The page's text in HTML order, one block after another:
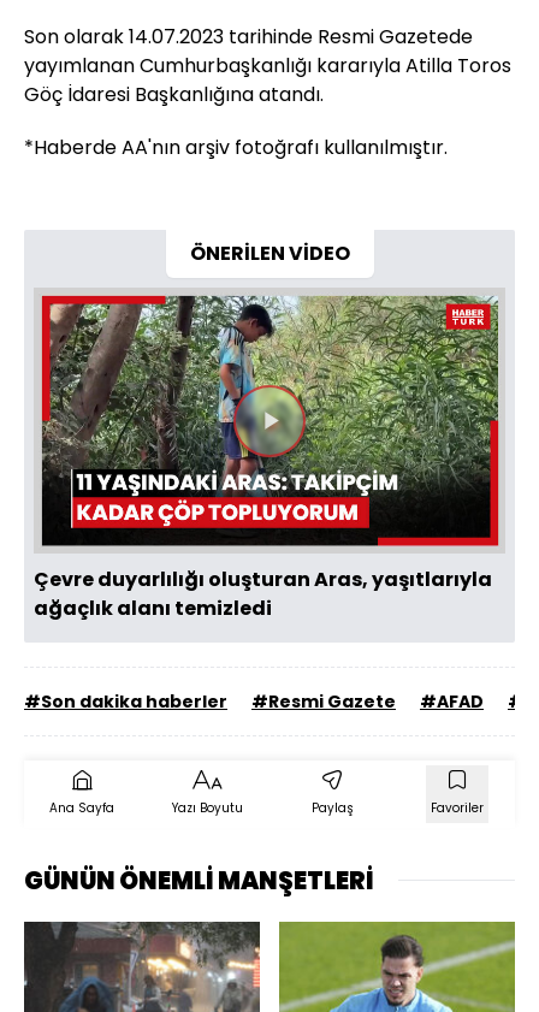
Son olarak 14.07.2023 tarihinde Resmi Gazetede
yayımlanan Cumhurbaşkanlığı kararıyla Atilla Toros
Göç İdaresi Başkanlığına atandı.
*Haberde AA'nın arşiv fotoğrafı kullanılmıştır.
ÖNERİLEN VİDEO
Videoyu
Oynat
Çevre duyarlılığı oluşturan Aras, yaşıtlarıyla
ağaçlık alanı temizledi
#Son dakika haberler #Resmi Gazete #AFAD
Ana Sayfa Yazı Boyutu Paylaş Favoriler
GÜNÜN ÖNEMLİ MANŞETLERİ